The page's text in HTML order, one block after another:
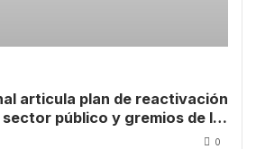
articula plan de reactivación
público y gremios de la
0